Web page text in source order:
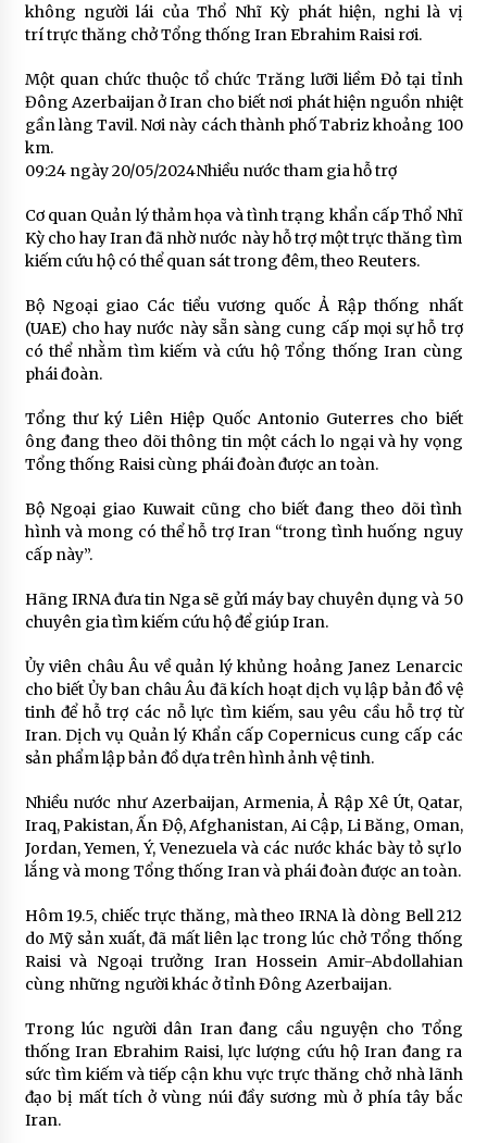
không người lái của Thổ Nhĩ Kỳ phát hiện, nghi là vị
trí trực thăng chở Tổng thống Iran Ebrahim Raisi rơi.
Một quan chức thuộc tổ chức Trăng lưỡi liềm Đỏ tại tỉnh
Đông Azerbaijan ở Iran cho biết nơi phát hiện nguồn nhiệt
gần làng Tavil. Nơi này cách thành phố Tabriz khoảng 100
km.
09:24 ngày 20/05/2024Nhiều nước tham gia hỗ trợ
Cơ quan Quản lý thảm họa và tình trạng khẩn cấp Thổ Nhĩ
Kỳ cho hay Iran đã nhờ nước này hỗ trợ một trực thăng tìm
kiếm cứu hộ có thể quan sát trong đêm, theo Reuters.
Bộ Ngoại giao Các tiểu vương quốc Ả Rập thống nhất
(UAE) cho hay nước này sẵn sàng cung cấp mọi sự hỗ trợ
có thể nhằm tìm kiếm và cứu hộ Tổng thống Iran cùng
phái đoàn.
Tổng thư ký Liên Hiệp Quốc Antonio Guterres cho biết
ông đang theo dõi thông tin một cách lo ngại và hy vọng
Tổng thống Raisi cùng phái đoàn được an toàn.
Bộ Ngoại giao Kuwait cũng cho biết đang theo dõi tình
hình và mong có thể hỗ trợ Iran “trong tình huống nguy
cấp này”.
Hãng IRNA đưa tin Nga sẽ gửi máy bay chuyên dụng và 50
chuyên gia tìm kiếm cứu hộ để giúp Iran.
Ủy viên châu Âu về quản lý khủng hoảng Janez Lenarcic
cho biết Ủy ban châu Âu đã kích hoạt dịch vụ lập bản đồ vệ
tinh để hỗ trợ các nỗ lực tìm kiếm, sau yêu cầu hỗ trợ từ
Iran. Dịch vụ Quản lý Khẩn cấp Copernicus cung cấp các
sản phẩm lập bản đồ dựa trên hình ảnh vệ tinh.
Nhiều nước như Azerbaijan, Armenia, Ả Rập Xê Út, Qatar,
Iraq, Pakistan, Ấn Độ, Afghanistan, Ai Cập, Li Băng, Oman,
Jordan, Yemen, Ý, Venezuela và các nước khác bày tỏ sự lo
lắng và mong Tổng thống Iran và phái đoàn được an toàn.
Hôm 19.5, chiếc trực thăng, mà theo IRNA là dòng Bell 212
do Mỹ sản xuất, đã mất liên lạc trong lúc chở Tổng thống
Raisi và Ngoại trưởng Iran Hossein Amir-Abdollahian
cùng những người khác ở tỉnh Đông Azerbaijan.
Trong lúc người dân Iran đang cầu nguyện cho Tổng
thống Iran Ebrahim Raisi, lực lượng cứu hộ Iran đang ra
sức tìm kiếm và tiếp cận khu vực trực thăng chở nhà lãnh
đạo bị mất tích ở vùng núi đầy sương mù ở phía tây bắc
Iran.